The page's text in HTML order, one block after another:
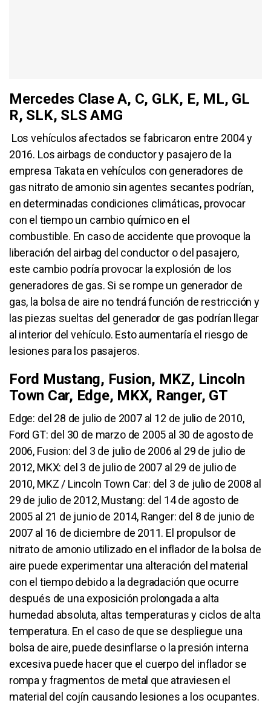
Mercedes Clase A, C, GLK, E, ML, GL
R, SLK, SLS AMG
Los vehículos afectados se fabricaron entre 2004 y
2016. Los airbags de conductor y pasajero de la
empresa Takata en vehículos con generadores de
gas nitrato de amonio sin agentes secantes podrían,
en determinadas condiciones climáticas, provocar
con el tiempo un cambio químico en el
combustible. En caso de accidente que provoque la
liberación del airbag del conductor o del pasajero,
este cambio podría provocar la explosión de los
generadores de gas. Si se rompe un generador de
gas, la bolsa de aire no tendrá función de restricción y
las piezas sueltas del generador de gas podrían llegar
al interior del vehículo. Esto aumentaría el riesgo de
lesiones para los pasajeros.
Ford Mustang, Fusion, MKZ, Lincoln
Town Car, Edge, MKX, Ranger, GT
Edge: del 28 de julio de 2007 al 12 de julio de 2010,
Ford GT: del 30 de marzo de 2005 al 30 de agosto de
2006, Fusion: del 3 de julio de 2006 al 29 de julio de
2012, MKX: del 3 de julio de 2007 al 29 de julio de
2010, MKZ / Lincoln Town Car: del 3 de julio de 2008 al
29 de julio de 2012, Mustang: del 14 de agosto de
2005 al 21 de junio de 2014, Ranger: del 8 de junio de
2007 al 16 de diciembre de 2011. El propulsor de
nitrato de amonio utilizado en el inflador de la bolsa de
aire puede experimentar una alteración del material
con el tiempo debido a la degradación que ocurre
después de una exposición prolongada a alta
humedad absoluta, altas temperaturas y ciclos de alta
temperatura. En el caso de que se despliegue una
bolsa de aire, puede desinflarse o la presión interna
excesiva puede hacer que el cuerpo del inflador se
rompa y fragmentos de metal que atraviesen el
material del cojín causando lesiones a los ocupantes.